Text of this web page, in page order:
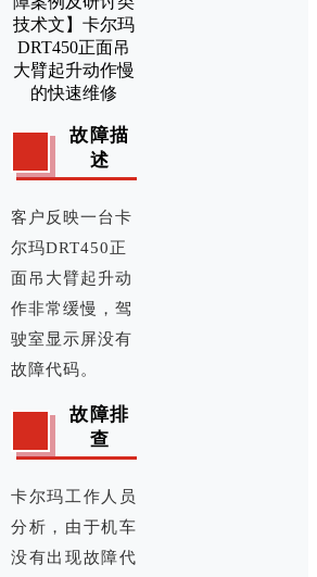
故障描
述
客户反映一台卡
尔玛DRT450正
面吊大臂起升动
作非常缓慢，驾
驶室显示屏没有
故障代码。
故障排
查
卡尔玛工作人员
分析，由于机车
没有出现故障代